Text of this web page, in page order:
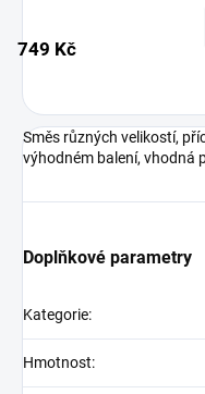
749 Kč
Směs různých velikostí,
výhodném balení, vhodná
Doplňkové parametry
Kategorie:
Hmotnost: